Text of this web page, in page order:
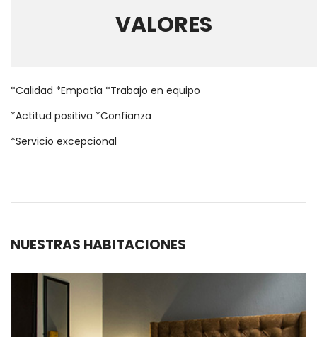
VALORES
*Calidad *Empatía *Trabajo en equipo
*Actitud positiva *Confianza
*Servicio excepcional
NUESTRAS HABITACIONES